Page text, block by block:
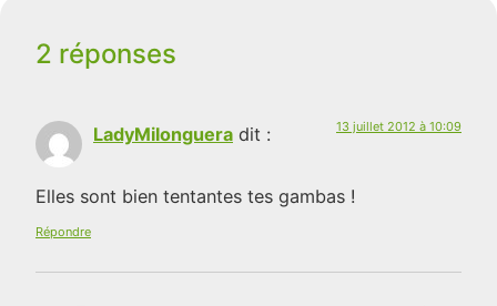
2 réponses
LadyMilonguera dit : 13 juillet 2012 à 10:09
Elles sont bien tentantes tes gambas !
Répondre